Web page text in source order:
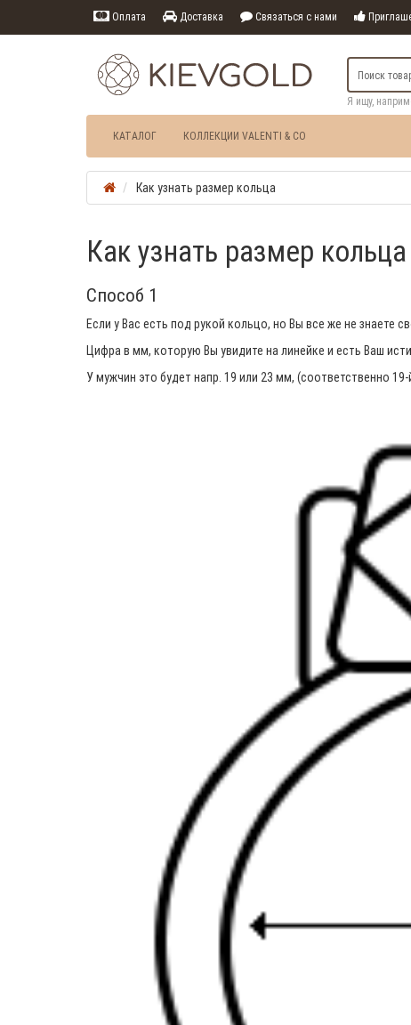
Оплата Доставка Связаться с нами
Я ищу,
КАТАЛОГ КОЛЛЕКЦИИ VALENTI & CO
Как узнать размер кольца
Как узнать размер кольца
Способ 1
Если у Вас есть под рукой кольцо, но Вы все же не знаете
Цифра в мм, которую Вы увидите на линейке и есть Ваш
У мужчин это будет напр. 19 или 23 мм, (соответственно